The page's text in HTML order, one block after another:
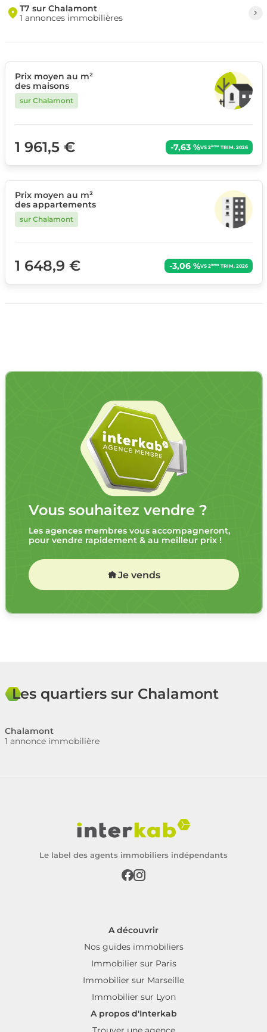
T7 sur Chalamont
1 annonces immobilières
Prix moyen au m²
des maisons
sur Chalamont
1 961,5 € -7,63 %VS 2èmeTRIM. 2026
Prix moyen au m²
des appartements
sur Chalamont
1 648,9 € -3,06 %VS 2èmeTRIM. 2026
Vous souhaitez vendre ?
Les agences membres vous accompagneront,
pour vendre rapidement & au meilleur prix !
Je vends
Les quartiers sur Chalamont
Chalamont
1 annonce immobilière
Le label des agents immobiliers indépendants
A découvrir
Nos guides immobiliers
Immobilier sur Paris
Immobilier sur Marseille
Immobilier sur Lyon
A propos d'Interkab